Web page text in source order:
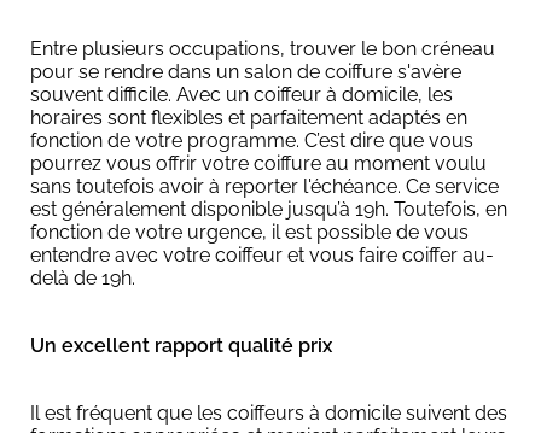
Entre plusieurs occupations, trouver le bon créneau
pour se rendre dans un salon de coiffure s'avère
souvent difficile. Avec un coiffeur à domicile, les
horaires sont flexibles et parfaitement adaptés en
fonction de votre programme. C’est dire que vous
pourrez vous offrir votre coiffure au moment voulu
sans toutefois avoir à reporter l'échéance. Ce service
est généralement disponible jusqu’à 19h. Toutefois, en
fonction de votre urgence, il est possible de vous
entendre avec votre coiffeur et vous faire coiffer au-
delà de 19h.
Un excellent rapport qualité prix
Il est fréquent que les coiffeurs à domicile suivent des